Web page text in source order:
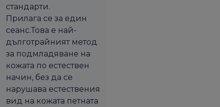
стандарти.
Прилага се за един
сеанс.Това е най-
дълготрайният метод
за подмладяване на
кожата по естествен
начин, без да се
нарушава естествения
вид на кожата петната